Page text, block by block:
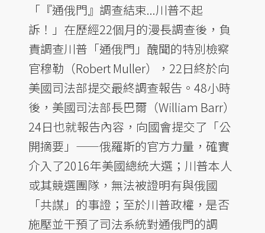
「『通俄門』調查結束...川普不起
訴！」在歷經22個月的漫長調查後，負
責調查川普「通俄門」醜聞的特別檢察
官穆勒（Robert Muller），22日終於向
美國司法部提交最終調查報告。48小時
後，美國司法部長巴爾（William Barr）
24日也就報告內容，向國會提交了「公
開摘要」——俄羅斯的官方力量，確實
介入了2016年美國總統大選；川普本人
或其競選團隊，無法被證明有與俄國
「共謀」的事證；至於川普政權，是否
施壓並干預了司法系統對通俄門的調